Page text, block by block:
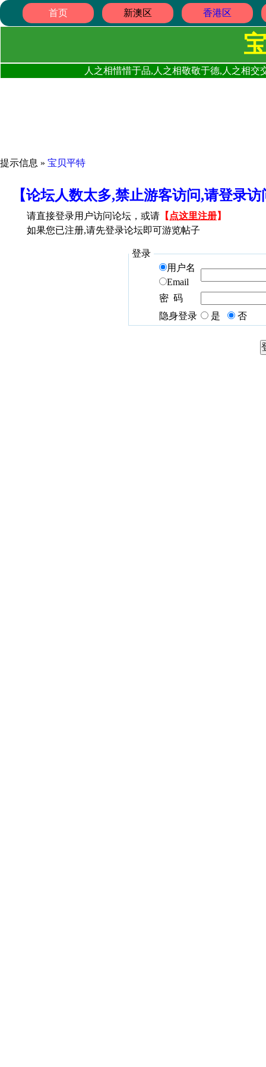
首页 新澳区 香港区
人之相惜惜于品,人之相敬敬于德,人之相
提示信息 » 宝贝平特
【论坛人数太多,禁止游客访问,请登录
请直接登录用户访问论坛，或请 【 点这里注册】
如果您已注册,请先登录论坛即可游览帖子
登录
用户名
Email
密 码
隐身登录
是 否